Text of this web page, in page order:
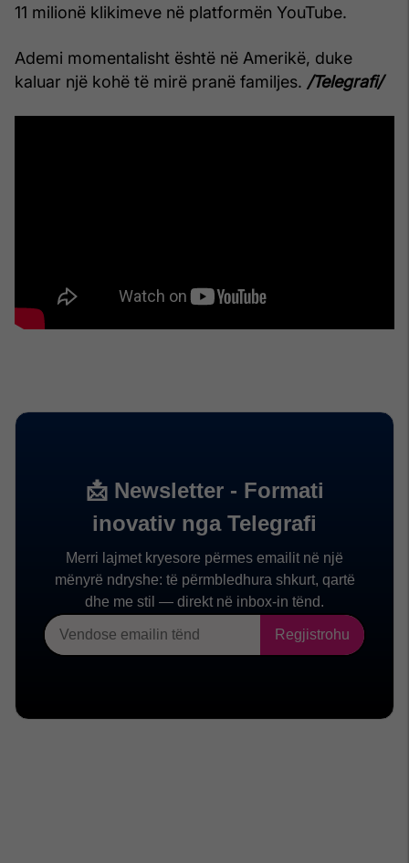
11 milionë klikimeve në platformën YouTube.
Ademi momentalisht është në Amerikë, duke
kaluar një kohë të mirë pranë familjes. /Telegrafi/